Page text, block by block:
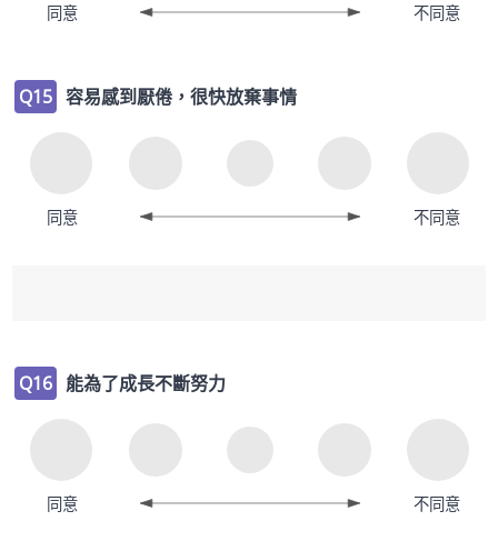
同意 不同意
Q15 容易感到厭倦，很快放棄事情
同意 不同意
Q16 能為了成長不斷努力
同意 不同意